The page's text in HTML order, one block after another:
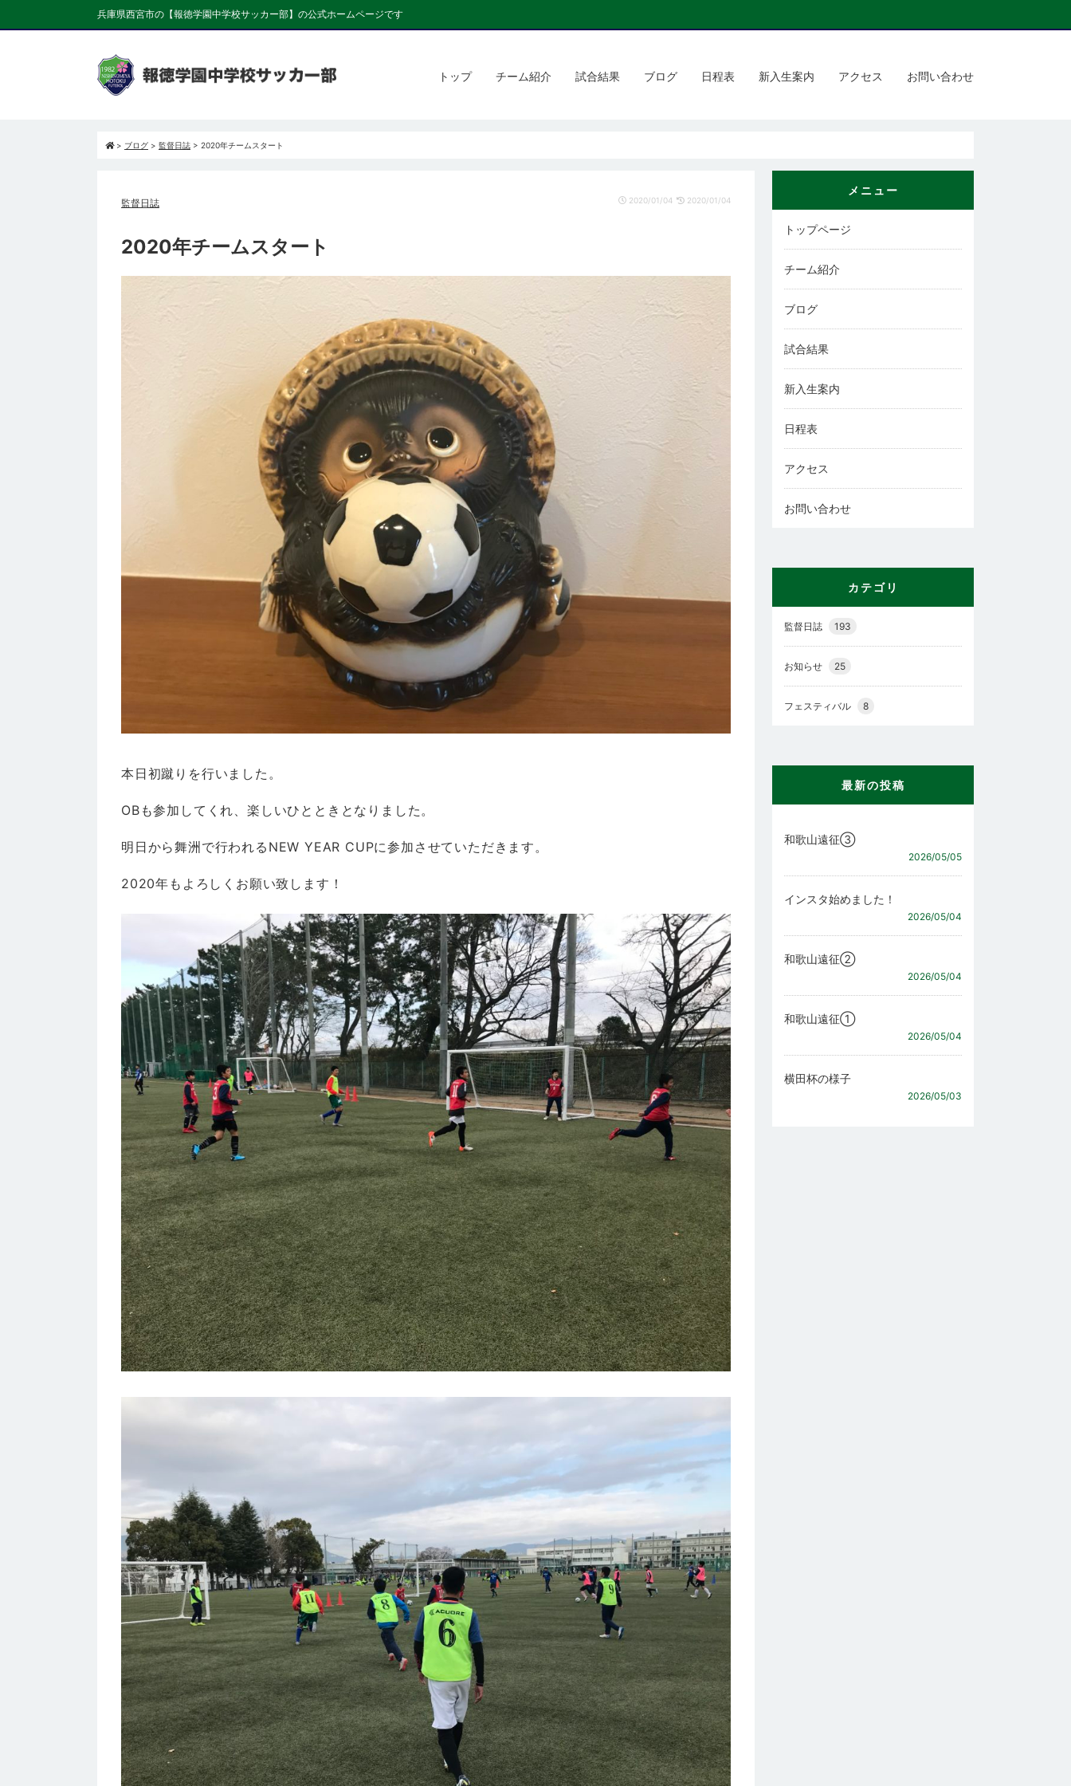
兵庫県西宮市の【報徳学園中学校サッカー部】の公式ホームページです
トップ チーム紹介 試合結果 ブログ 日程表 新入生案内 アクセス お問い合わせ
> ブログ > 監督日誌 > 2020年チームスタート
監督日誌 2020/01/04 2020/01/04
2020年チームスタート
本日初蹴りを行いました。
OBも参加してくれ、楽しいひとときとなりました。
明日から舞洲で行われるNEW YEAR CUPに参加させていただきます。
2020年もよろしくお願い致します！
メニュー
トップページ
チーム紹介
ブログ
試合結果
新入生案内
日程表
アクセス
お問い合わせ
カテゴリ
監督日誌 193
お知らせ 25
フェスティバル 8
最新の投稿
和歌山遠征③
2026/05/05
インスタ始めました！
2026/05/04
和歌山遠征②
2026/05/04
和歌山遠征①
2026/05/04
横田杯の様子
2026/05/03